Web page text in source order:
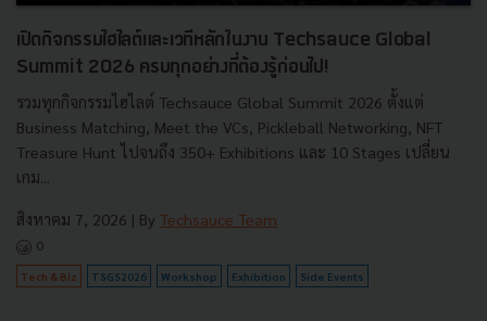
เปิดกิจกรรมไฮไลต์และเวทีหลักในงาน Techsauce Global
Summit 2026 ครบทุกอย่างที่ต้องรู้ก่อนไป!
รวมทุกกิจกรรมไฮไลต์ Techsauce Global Summit 2026 ตั้งแต่
Business Matching, Meet the VCs, Pickleball Networking, NFT
Treasure Hunt ไปจนถึง 350+ Exhibitions และ 10 Stages เปลี่ยน
เกม...
สิงหาคม 7, 2026 | By Techsauce Team
0
Tech & Biz TSGS2026 Workshop Exhibition Side Events